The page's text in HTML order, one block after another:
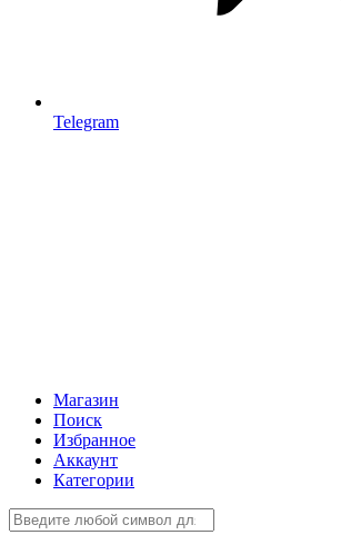
Telegram
Магазин
Поиск
Избранное
Аккаунт
Категории